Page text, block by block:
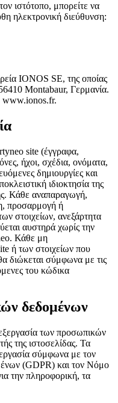
ιστότοπο, μπορείτε να
ηλεκτρονική διεύθυνση:
IONOS SE, της οποίας
Montabaur, Γερμανία.
www.ionos.fr.
site (έγγραφα,
ήχοι, σχέδια, ονόματα,
δημιουργίες και
ιδιοκτησία της
Κάθε αναπαραγωγή,
προσαρμογή ή
στοιχείων, ανεξάρτητα
αυστηρά χωρίς την
Κάθε μη
ή των στοιχείων που
διώκεται σύμφωνα με τις
του κώδικα
δεδομένων
των προσωπικών
της ιστοσελίδας. Τα
σύμφωνα με τον
(GDPR) και τον Νόμο
την πληροφορική, τα